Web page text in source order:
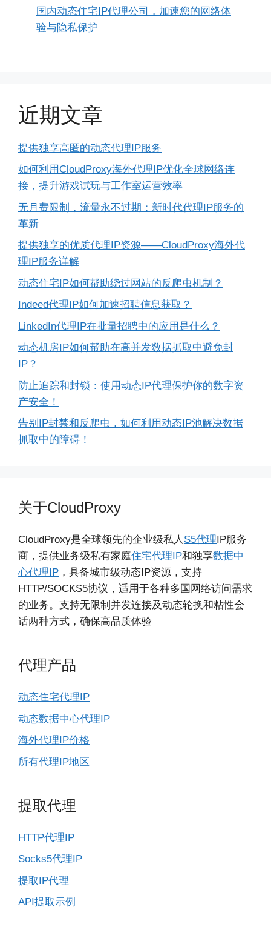
国内动态住宅IP代理公司，加速您的网络体
验与隐私保护
近期文章
提供独享高匿的动态代理IP服务
如何利用CloudProxy海外代理IP优化全球网络连
接，提升游戏试玩与工作室运营效率
无月费限制，流量永不过期：新时代代理IP服务的
革新
提供独享的优质代理IP资源——CloudProxy海外代
理IP服务详解
动态住宅IP如何帮助绕过网站的反爬虫机制？
Indeed代理IP如何加速招聘信息获取？
LinkedIn代理IP在批量招聘中的应用是什么？
动态机房IP如何帮助在高并发数据抓取中避免封
IP？
防止追踪和封锁：使用动态IP代理保护你的数字资
产安全！
告别IP封禁和反爬虫，如何利用动态IP池解决数据
抓取中的障碍！
关于CloudProxy
CloudProxy是全球领先的企业级私人 S5代理IP服务
商，提供业务级私有家庭住宅代理IP和独享数据中
心代理IP ，具备城市级动态IP资源，支持
HTTP/SOCKS5协议，适用于各种多国网络访问需求
的业务。支持无限制并发连接及动态轮换和粘性会
话两种方式，确保高品质体验
代理产品
动态住宅代理IP
动态数据中心代理IP
海外代理IP价格
所有代理IP地区
提取代理
HTTP代理IP
Socks5代理IP
提取IP代理
API提取示例